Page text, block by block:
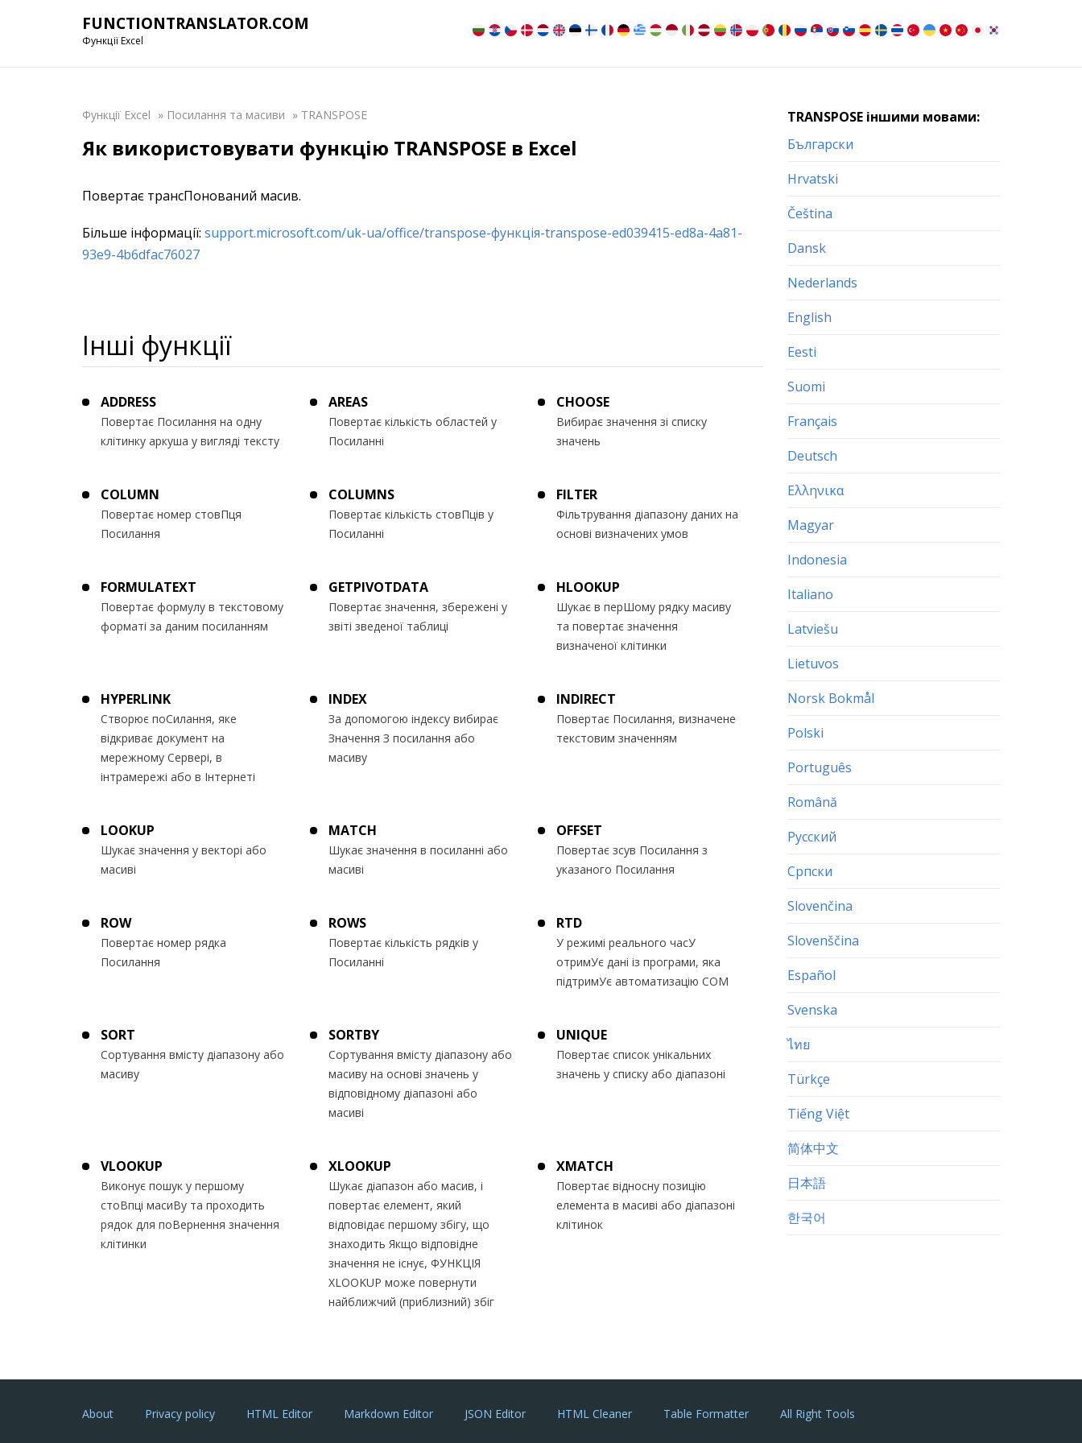
FUNCTIONTRANSLATOR.COM
Функції Excel
Функції Excel » Посилання та масиви » TRANSPOSE
Як використовувати функцію TRANSPOSE в Excel
Повертає трансПонований масив.
Більше інформації: support.microsoft.com/uk-ua/office/transpose-функція-transpose-ed039415-ed8a-4a81-
93e9-4b6dfac76027
Інші функції
ADDRESS
Повертає Посилання на одну
клітинку аркуша у вигляді тексту
AREAS
Повертає кількість областей у
Посиланні
CHOOSE
Вибирає значення зі списку
значень
COLUMN
Повертає номер стовПця
Посилання
COLUMNS
Повертає кількість стовПців у
Посиланні
FILTER
Фільтрування діапазону даних на
основі визначених умов
FORMULATEXT
Повертає формулу в текстовому
форматі за даним посиланням
GETPIVOTDATA
Повертає значення, збережені у
звіті зведеної таблиці
HLOOKUP
Шукає в перШому рядку масиву
та повертає значення
визначеної клітинки
HYPERLINK
Створює поСилання, яке
відкриває документ на
мережному Сервері, в
інтрамережі або в Інтернеті
INDEX
За допомогою індексу вибирає
Значення З посилання або
масиву
INDIRECT
Повертає Посилання, визначене
текстовим значенням
LOOKUP
Шукає значення у векторі або
масиві
MATCH
Шукає значення в посиланні або
масиві
OFFSET
Повертає зсув Посилання з
указаного Посилання
ROW
Повертає номер рядка
Посилання
ROWS
Повертає кількість рядків у
Посиланні
RTD
У режимі реального часУ
отримУє дані із програми, яка
підтримУє автоматизацію COM
SORT
Сортування вмісту діапазону або
масиву
SORTBY
Сортування вмісту діапазону або
масиву на основі значень у
відповідному діапазоні або
масиві
UNIQUE
Повертає список унікальних
значень у списку або діапазоні
VLOOKUP
Виконує пошук у першому
стоВпці масиВу та проходить
рядок для поВернення значення
клітинки
XLOOKUP
Шукає діапазон або масив, і
повертає елемент, який
відповідає першому збігу, що
знаходить Якщо відповідне
значення не існує, ФУНКЦІЯ
XLOOKUP може повернути
найближчий (приблизний) збіг
XMATCH
Повертає відносну позицію
елемента в масиві або діапазоні
клітинок
TRANSPOSE іншими мовами:
Български
Hrvatski
Čeština
Dansk
Nederlands
English
Eesti
Suomi
Français
Deutsch
Ελληνικα
Magyar
Indonesia
Italiano
Latviešu
Lietuvos
Norsk Bokmål
Polski
Português
Română
Русский
Српски
Slovenčina
Slovenščina
Español
Svenska
ไทย
Türkçe
Tiếng Việt
简体中文
日本語
한국어
About Privacy policy HTML Editor Markdown Editor JSON Editor HTML Cleaner Table Formatter All Right Tools